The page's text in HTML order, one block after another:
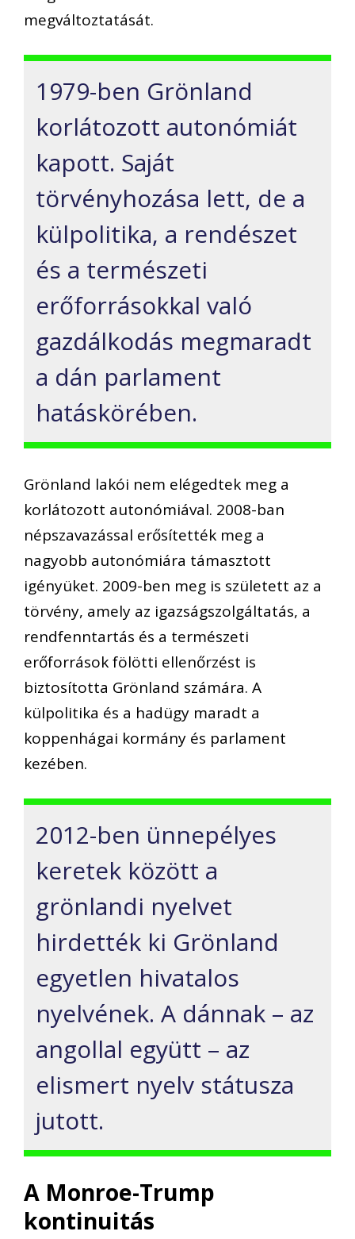
megváltoztatását.
1979-ben Grönland
korlátozott autonómiát
kapott. Saját
törvényhozása lett, de a
külpolitika, a rendészet
és a természeti
erőforrásokkal való
gazdálkodás megmaradt
a dán parlament
hatáskörében.
Grönland lakói nem elégedtek meg a
korlátozott autonómiával. 2008-ban
népszavazással erősítették meg a
nagyobb autonómiára támasztott
igényüket. 2009-ben meg is született az a
törvény, amely az igazságszolgáltatás, a
rendfenntartás és a természeti
erőforrások fölötti ellenőrzést is
biztosította Grönland számára. A
külpolitika és a hadügy maradt a
koppenhágai kormány és parlament
kezében.
2012-ben ünnepélyes
keretek között a
grönlandi nyelvet
hirdették ki Grönland
egyetlen hivatalos
nyelvének. A dánnak – az
angollal együtt – az
elismert nyelv státusza
jutott.
A Monroe-Trump
kontinuitás